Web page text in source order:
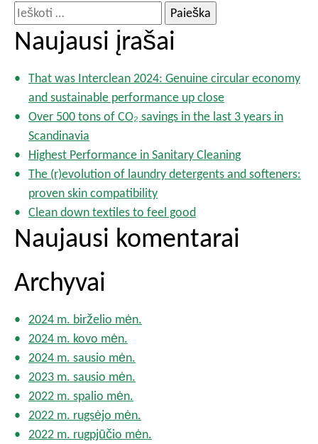
e
šNaujausi įrašai
That was Interclean 2024: Genuine circular economy
and sustainable performance up close
Over 500 tons of CO₂ savings in the last 3 years in
Scandinavia
Highest Performance in Sanitary Cleaning
The (r)evolution of laundry detergents and softeners:
proven skin compatibility
Clean down textiles to feel good
Naujausi komentarai
Archyvai
2024 m. birželio mėn.
2024 m. kovo mėn.
2024 m. sausio mėn.
2023 m. sausio mėn.
2022 m. spalio mėn.
2022 m. rugsėjo mėn.
2022 m. rugpjūčio mėn.